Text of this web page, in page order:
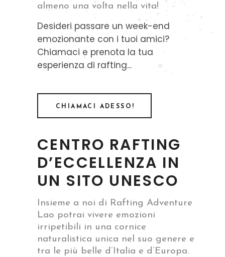
almeno una volta nella vita!
Desideri passare un week-end
emozionante con i tuoi amici?
Chiamaci e prenota la tua
esperienza di rafting...
CHIAMACI ADESSO!
CENTRO RAFTING
D’ECCELLENZA IN
UN SITO UNESCO
Insieme a noi di Rafting Adventure
Lao potrai vivere emozioni
irripetibili in una cornice
naturalistica unica nel suo genere e
tra le più belle d’Italia e d’Europa.